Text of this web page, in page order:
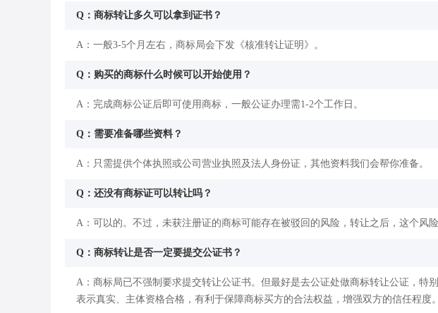
Q：商标转让多久可以拿到证书？
A：一般3-5个月左右，商标局会下发《核准转让证明》。
Q：购买的商标什么时候可以开始使用？
A：完成商标公证后即可使用商标，一般公证办理需1-2个工作日。
Q：需要准备哪些资料？
A：只需提供个体执照或公司营业执照及法人身份证，其他资料我们会帮你准备。
Q：还没有商标证可以转让吗？
A：可以的。不过，未获注册证的商标可能存在被驳回的风险，转让之后，这个风
Q：商标转让是否一定要提交公证书？
A：商标局已不强制要求提交转让公证书。但最好是去公证处做商标转让公证，特
表示真实、主体资格合格，有利于保障商标买方的合法权益，增强双方的信任程度。